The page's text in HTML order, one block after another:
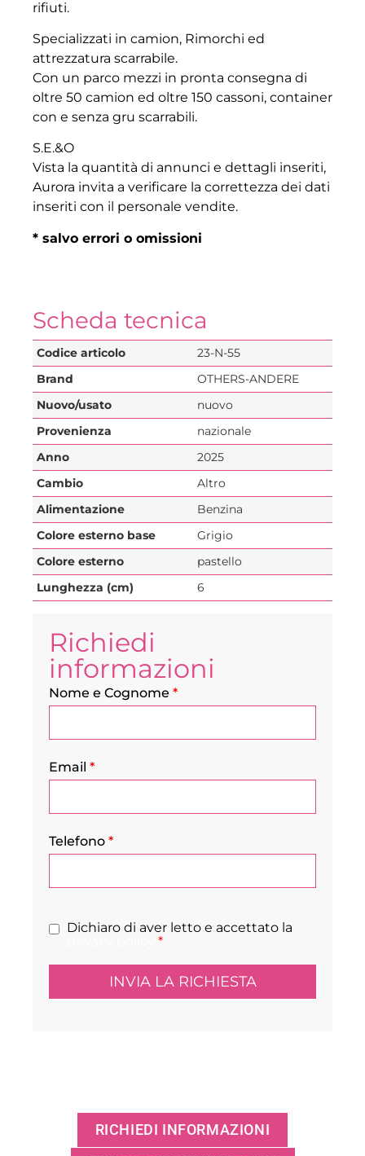
rifiuti.
Specializzati in camion, Rimorchi ed
attrezzatura scarrabile.
Con un parco mezzi in pronta consegna di
oltre 50 camion ed oltre 150 cassoni, container
con e senza gru scarrabili.
S.E.&O
Vista la quantità di annunci e dettagli inseriti,
Aurora invita a verificare la correttezza dei dati
inseriti con il personale vendite.
* salvo errori o omissioni
Richiedi
informazioni
Nome e Cognome *
Email *
Telefono *
Dichiaro di aver letto e accettato la
*
Scheda tecnica
Codice articolo
23-N-55
Brand
OTHERS-ANDERE
Nuovo/usato
nuovo
Provenienza
nazionale
Anno
2025
Cambio
Altro
Alimentazione
Benzina
Colore esterno base
Grigio
Colore esterno
pastello
Lunghezza (cm)
6
RICHIEDI INFORMAZIONI